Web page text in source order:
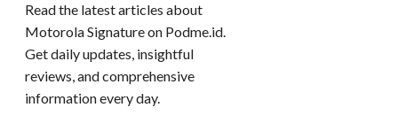
Read the latest articles about
Motorola Signature on Podme.id.
Get daily updates, insightful
reviews, and comprehensive
information every day.